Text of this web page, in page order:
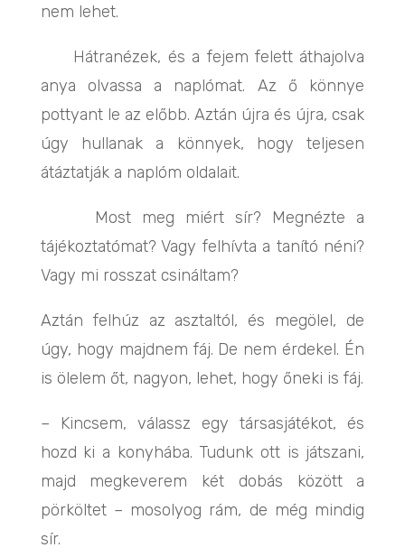
nem lehet.
Hátranézek, és a fejem felett áthajolva
anya olvassa a naplómat. Az ő könnye
pottyant le az előbb. Aztán újra és újra, csak
úgy hullanak a könnyek, hogy teljesen
átáztatják a naplóm oldalait.
Most meg miért sír? Megnézte a
tájékoztatómat? Vagy felhívta a tanító néni?
Vagy mi rosszat csináltam?
Aztán felhúz az asztaltól, és megölel, de
úgy, hogy majdnem fáj. De nem érdekel. Én
is ölelem őt, nagyon, lehet, hogy őneki is fáj.
– Kincsem, válassz egy társasjátékot, és
hozd ki a konyhába. Tudunk ott is játszani,
majd megkeverem két dobás között a
pörköltet – mosolyog rám, de még mindig
sír.